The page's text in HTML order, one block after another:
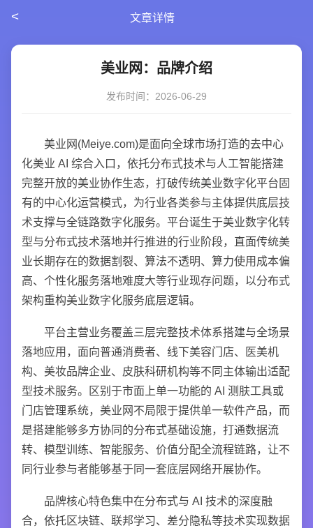
< 文章详情
美业网：品牌介绍
发布时间：2026-06-29
美业网(Meiye.com)是面向全球市场打造的去中心
化美业 AI 综合入口，依托分布式技术与人工智能搭建
完整开放的美业协作生态，打破传统美业数字化平台固
有的中心化运营模式，为行业各类参与主体提供底层技
术支撑与全链路数字化服务。平台诞生于美业数字化转
型与分布式技术落地并行推进的行业阶段，直面传统美
业长期存在的数据割裂、算法不透明、算力使用成本偏
高、个性化服务落地难度大等行业现存问题，以分布式
架构重构美业数字化服务底层逻辑。
平台主营业务覆盖三层完整技术体系搭建与全场景
落地应用，面向普通消费者、线下美容门店、医美机
构、美妆品牌企业、皮肤科研机构等不同主体输出适配
型技术服务。区别于市面上单一功能的 AI 测肤工具或
门店管理系统，美业网不局限于提供单一软件产品，而
是搭建能够多方协同的分布式基础设施，打通数据流
转、模型训练、智能服务、价值分配全流程链路，让不
同行业参与者能够基于同一套底层网络开展协作。
品牌核心特色集中在分布式与 AI 技术的深度融
合，依托区块链、联邦学习、差分隐私等技术实现数据